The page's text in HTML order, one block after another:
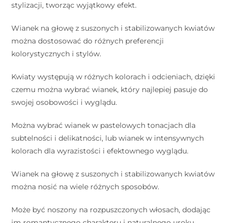
stylizacji, tworząc wyjątkowy efekt.
Wianek na głowę z suszonych i stabilizowanych kwiatów
można dostosować do różnych preferencji
kolorystycznych i stylów.
Kwiaty występują w różnych kolorach i odcieniach, dzięki
czemu można wybrać wianek, który najlepiej pasuje do
swojej osobowości i wyglądu.
Można wybrać wianek w pastelowych tonacjach dla
subtelności i delikatności, lub wianek w intensywnych
kolorach dla wyrazistości i efektownego wyglądu.
Wianek na głowę z suszonych i stabilizowanych kwiatów
można nosić na wiele różnych sposobów.
Może być noszony na rozpuszczonych włosach, dodając